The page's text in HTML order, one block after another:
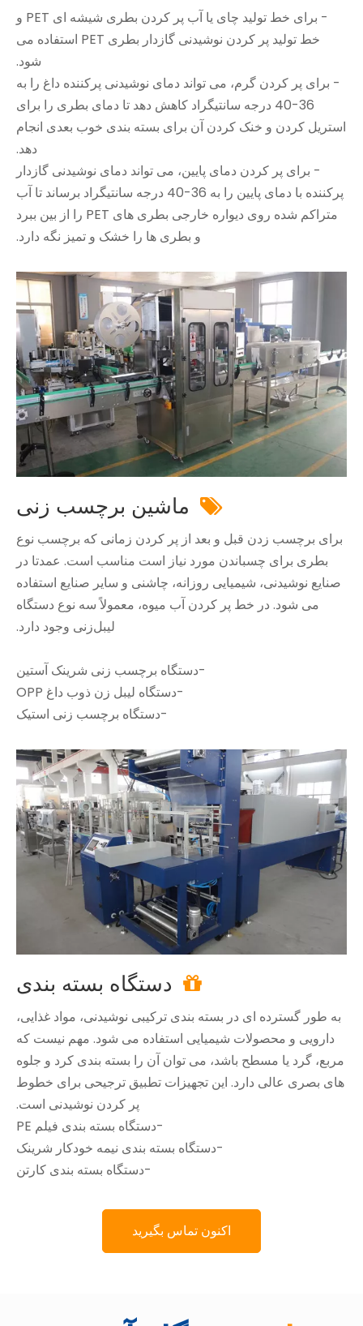
- برای خط تولید چای یا آب پر کردن بطری شیشه ای PET و
خط تولید پر کردن نوشیدنی گازدار بطری PET استفاده می
شود.
- برای پر کردن گرم، می تواند دمای نوشیدنی پرکننده داغ را به
36-40 درجه سانتیگراد کاهش دهد تا دمای بطری را برای
استریل کردن و خنک کردن آن برای بسته بندی خوب بعدی انجام
دهد.
- برای پر کردن دمای پایین، می تواند دمای نوشیدنی گازدار
پرکننده با دمای پایین را به 36-40 درجه سانتیگراد برساند تا آب
متراکم شده روی دیواره خارجی بطری های PET را از بین ببرد
و بطری ها را خشک و تمیز نگه دارد.
 ماشین برچسب زنی
برای برچسب زدن قبل و بعد از پر کردن زمانی که برچسب نوع
بطری برای چسباندن مورد نیاز است مناسب است. عمدتا در
صنایع نوشیدنی، شیمیایی روزانه، چاشنی و سایر صنایع استفاده
می شود. در خط پر کردن آب میوه، معمولاً سه نوع دستگاه
لیبل‌زنی وجود دارد.
-دستگاه برچسب زنی شرینک آستین
-دستگاه لیبل زن ذوب داغ OPP
-دستگاه برچسب زنی استیک
 دستگاه بسته بندی
به طور گسترده ای در بسته بندی ترکیبی نوشیدنی، مواد غذایی،
دارویی و محصولات شیمیایی استفاده می شود. مهم نیست که
مربع، گرد یا مسطح باشد، می توان آن را بسته بندی کرد و جلوه
های بصری عالی دارد. این تجهیزات تطبیق ترجیحی برای خطوط
پر کردن نوشیدنی است.
-دستگاه بسته بندی فیلم PE
-دستگاه بسته بندی نیمه خودکار شرینک
-دستگاه بسته بندی کارتن
اکنون تماس بگیرید